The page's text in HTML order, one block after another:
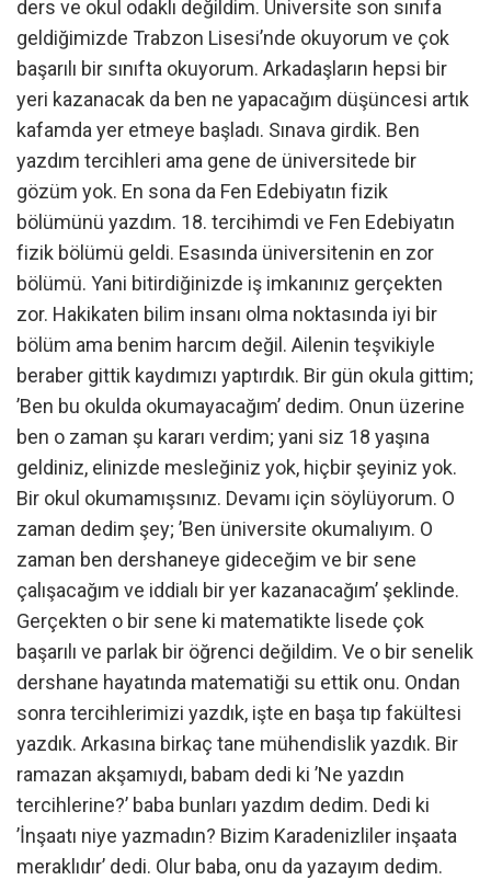
ders ve okul odaklı değildim. Üniversite son sınıfa
geldiğimizde Trabzon Lisesi’nde okuyorum ve çok
başarılı bir sınıfta okuyorum. Arkadaşların hepsi bir
yeri kazanacak da ben ne yapacağım düşüncesi artık
kafamda yer etmeye başladı. Sınava girdik. Ben
yazdım tercihleri ama gene de üniversitede bir
gözüm yok. En sona da Fen Edebiyatın fizik
bölümünü yazdım. 18. tercihimdi ve Fen Edebiyatın
fizik bölümü geldi. Esasında üniversitenin en zor
bölümü. Yani bitirdiğinizde iş imkanınız gerçekten
zor. Hakikaten bilim insanı olma noktasında iyi bir
bölüm ama benim harcım değil. Ailenin teşvikiyle
beraber gittik kaydımızı yaptırdık. Bir gün okula gittim;
’Ben bu okulda okumayacağım’ dedim. Onun üzerine
ben o zaman şu kararı verdim; yani siz 18 yaşına
geldiniz, elinizde mesleğiniz yok, hiçbir şeyiniz yok.
Bir okul okumamışsınız. Devamı için söylüyorum. O
zaman dedim şey; ’Ben üniversite okumalıyım. O
zaman ben dershaneye gideceğim ve bir sene
çalışacağım ve iddialı bir yer kazanacağım’ şeklinde.
Gerçekten o bir sene ki matematikte lisede çok
başarılı ve parlak bir öğrenci değildim. Ve o bir senelik
dershane hayatında matematiği su ettik onu. Ondan
sonra tercihlerimizi yazdık, işte en başa tıp fakültesi
yazdık. Arkasına birkaç tane mühendislik yazdık. Bir
ramazan akşamıydı, babam dedi ki ’Ne yazdın
tercihlerine?’ baba bunları yazdım dedim. Dedi ki
’İnşaatı niye yazmadın? Bizim Karadenizliler inşaata
meraklıdır’ dedi. Olur baba, onu da yazayım dedim.